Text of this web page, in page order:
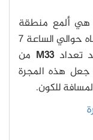
هي ألمع منطقة
تشكّلٍ نجميٍّ، ويمكن رؤيتها هنا في اتجاه حوالي الساعة 7
تعدادM33 من
هذه المجرة
للكون.